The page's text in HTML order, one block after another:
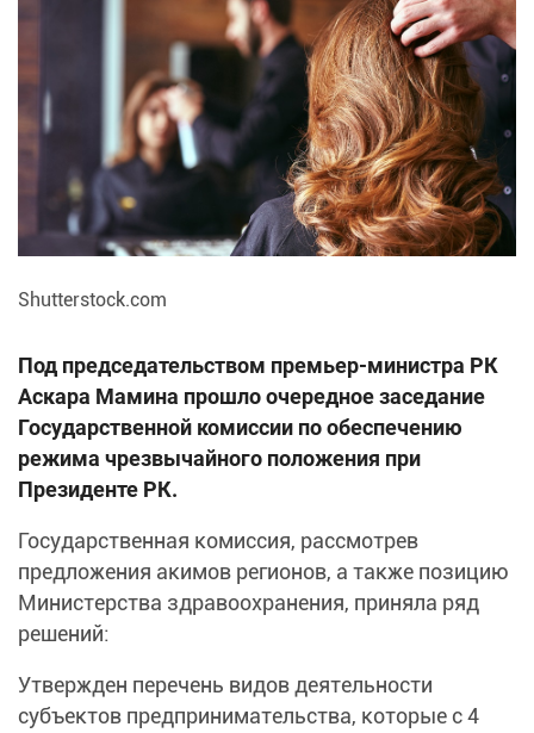
Shutterstock.com
Под председательством премьер-министра РК
Аскара Мамина прошло очередное заседание
Государственной комиссии по обеспечению
режима чрезвычайного положения при
Президенте РК.
Государственная комиссия, рассмотрев
предложения акимов регионов, а также позицию
Министерства здравоохранения, приняла ряд
решений:
Утвержден перечень видов деятельности
субъектов предпринимательства, которые с 4